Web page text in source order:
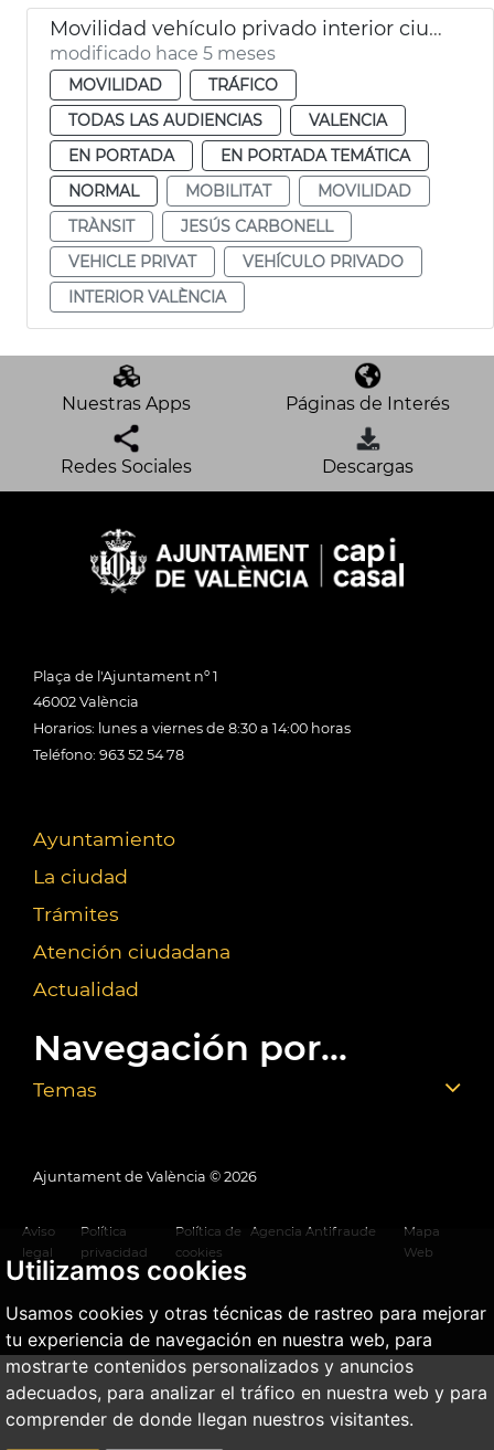
Utilizamos cookies
Usamos cookies y otras técnicas de rastreo para mejorar
tu experiencia de navegación en nuestra web, para
mostrarte contenidos personalizados y anuncios
adecuados, para analizar el tráfico en nuestra web y para
comprender de donde llegan nuestros visitantes.
Movilidad vehículo privado interior ciudad València madriguera 4%
modificado hace 5 meses
MOVILIDAD
TRÁFICO
TODAS LAS AUDIENCIAS
VALENCIA
EN PORTADA
EN PORTADA TEMÁTICA
NORMAL
MOBILITAT
MOVILIDAD
TRÀNSIT
JESÚS CARBONELL
VEHICLE PRIVAT
VEHÍCULO PRIVADO
INTERIOR VALÈNCIA
Nuestras Apps Páginas de Interés
Redes Sociales Descargas
Plaça de l'Ajuntament nº 1
46002 València
Horarios: lunes a viernes de 8:30 a 14:00 horas
Teléfono: 963 52 54 78
Ayuntamiento
La ciudad
Trámites
Atención ciudadana
Actualidad
Navegación por...
Temas
Ajuntament de València © 2026
Aviso
legal
Política
privacidad
Política de
cookies
Agencia Antifraude
Mapa
Web